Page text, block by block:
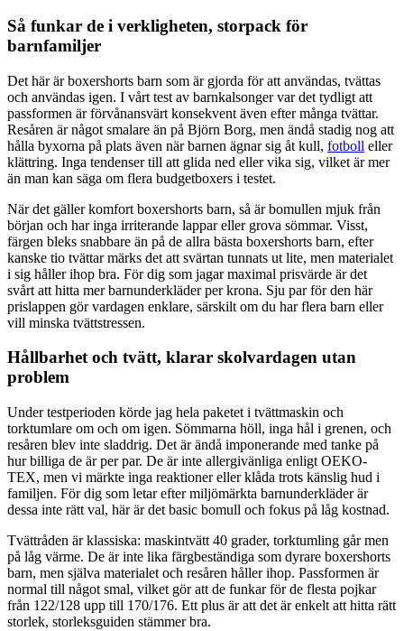
Så funkar de i verkligheten, storpack för
barnfamiljer
Det här är boxershorts barn som är gjorda för att användas, tvättas
och användas igen. I vårt test av barnkalsonger var det tydligt att
passformen är förvånansvärt konsekvent även efter många tvättar.
Resåren är något smalare än på Björn Borg, men ändå stadig nog att
hålla byxorna på plats även när barnen ägnar sig åt kull, fotboll eller
klättring. Inga tendenser till att glida ned eller vika sig, vilket är mer
än man kan säga om flera budgetboxers i testet.
När det gäller komfort boxershorts barn, så är bomullen mjuk från
början och har inga irriterande lappar eller grova sömmar. Visst,
färgen bleks snabbare än på de allra bästa boxershorts barn, efter
kanske tio tvättar märks det att svärtan tunnats ut lite, men materialet
i sig håller ihop bra. För dig som jagar maximal prisvärde är det
svårt att hitta mer barnunderkläder per krona. Sju par för den här
prislappen gör vardagen enklare, särskilt om du har flera barn eller
vill minska tvättstressen.
Hållbarhet och tvätt, klarar skolvardagen utan
problem
Under testperioden körde jag hela paketet i tvättmaskin och
torktumlare om och om igen. Sömmarna höll, inga hål i grenen, och
resåren blev inte sladdrig. Det är ändå imponerande med tanke på
hur billiga de är per par. De är inte allergivänliga enligt OEKO-
TEX, men vi märkte inga reaktioner eller klåda trots känslig hud i
familjen. För dig som letar efter miljömärkta barnunderkläder är
dessa inte rätt val, här är det basic bomull och fokus på låg kostnad.
Tvättråden är klassiska: maskintvätt 40 grader, torktumling går men
på låg värme. De är inte lika färgbeständiga som dyrare boxershorts
barn, men själva materialet och resåren håller ihop. Passformen är
normal till något smal, vilket gör att de funkar för de flesta pojkar
från 122/128 upp till 170/176. Ett plus är att det är enkelt att hitta rätt
storlek, storleksguiden stämmer bra.